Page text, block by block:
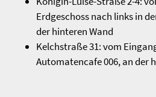
Erdgeschoss nach links in
der hinteren Wand
Kelchstraße 31: vom
Automatencafe 006, an der